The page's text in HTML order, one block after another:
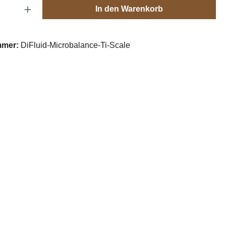
Anzahl: Gib den gewünschten Wert ein
In den Warenkorb
DiFluid-Microbalance-Ti-Scale